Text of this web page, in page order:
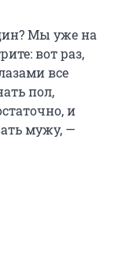
Мы уже на
вот раз,
все
пол,
и
мужу, —